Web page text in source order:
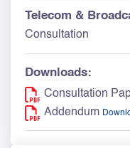
Telecom &
Consultation
Downloads:
Consultation
Addendum